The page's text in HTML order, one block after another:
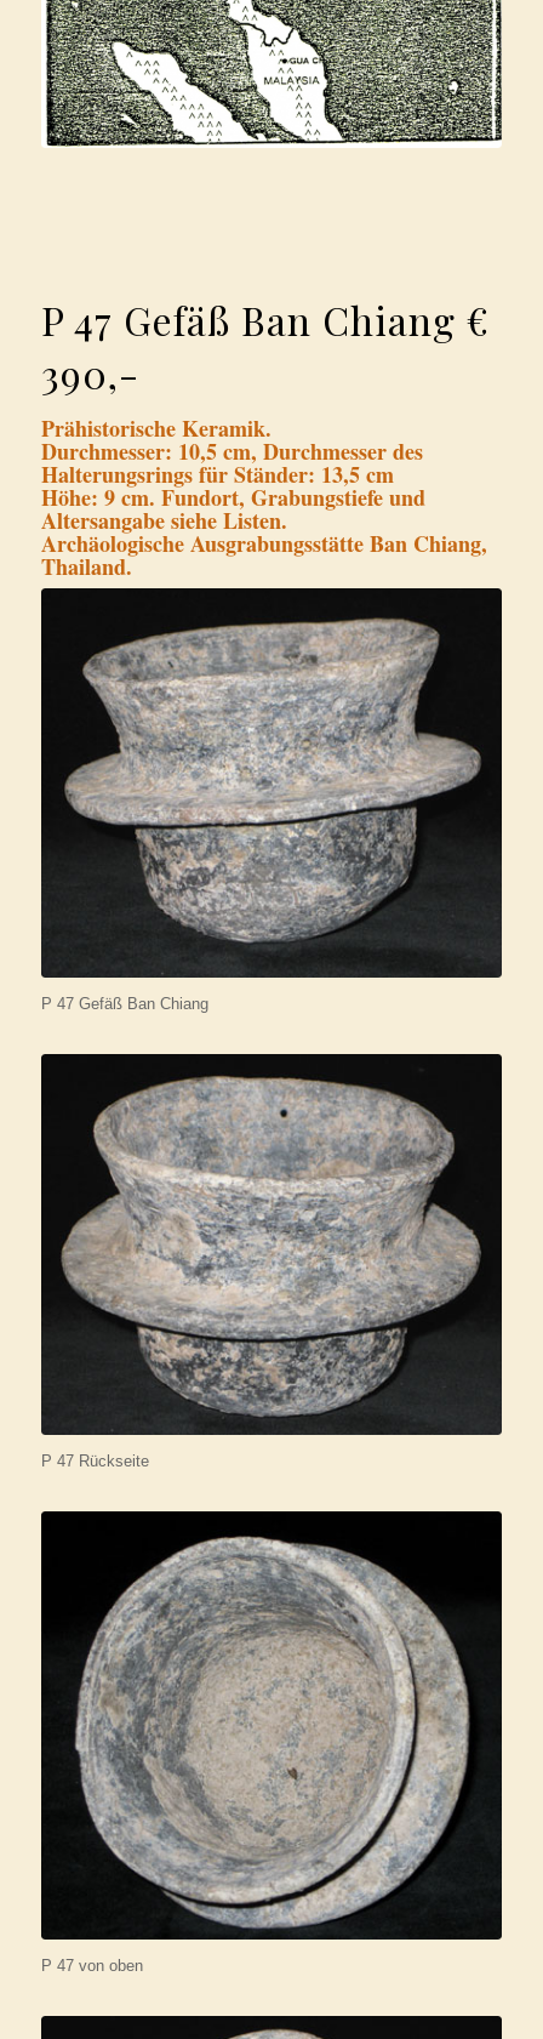
P 47 Gefäß Ban Chiang €
390,-
Prähistorische Keramik.
Durchmesser: 10,5 cm, Durchmesser des
Halterungsrings für Ständer: 13,5 cm
Höhe: 9 cm. Fundort, Grabungstiefe und
Altersangabe siehe Listen.
Archäologische Ausgrabungsstätte Ban Chiang,
Thailand.
P 47 Gefäß Ban Chiang
P 47 Rückseite
P 47 von oben